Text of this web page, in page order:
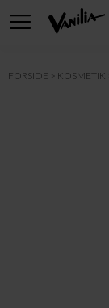
FORSIDE KOSMETIK